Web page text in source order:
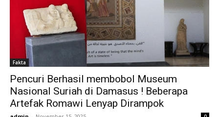
Fakta
Pencuri Berhasil membobol Museum
Nasional Suriah di Damasus ! Beberapa
Artefak Romawi Lenyap Dirampok